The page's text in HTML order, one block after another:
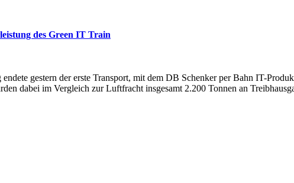
des Green IT Train
gestern der erste Transport, mit dem DB Schenker per Bahn IT-
dabei im Vergleich zur Luftfracht insgesamt 2.200 Tonnen an